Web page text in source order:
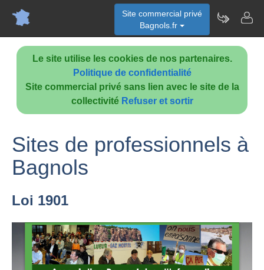
Le site utilise les cookies de nos partenaires.
Politique de confidentialité
Site commercial privé sans lien avec le site de la
collectivité Refuser et sortir
Site commercial privé
Bagnols.fr
Sites de professionnels à
Bagnols
Loi 1901